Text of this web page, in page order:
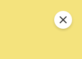
关闭